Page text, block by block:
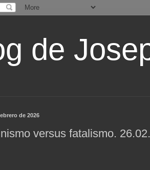
de
de 2026
versus fatalismo.